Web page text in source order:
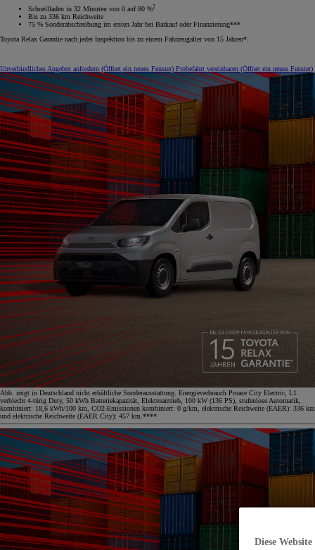
Schnellladen in 32 Minuten von 0 auf 80 %2
Bis zu 336 km Reichweite
75 % Sonderabschreibung im ersten Jahr bei Barkauf oder Finanzierung***
Toyota Relax Garantie nach jeder Inspektion bis zu einem Fahrzeugalter von 15 Jahren*.
Unverbindliches Angebot anfordern (Öffnet ein neues Fenster) Probefahrt vereinbaren (Öffnet ein neues Fenster)
Abb. zeigt in Deutschland nicht erhältliche Sonderausstattung. Energieverbrauch Proace City Electric, L1
verblecht 4-türig Duty, 50 kWh Batteriekapazität, Elektroantrieb, 100 kW (136 PS), stufenlose Automatik,
kombiniert: 18,6 kWh/100 km, CO2-Emissionen kombiniert: 0 g/km, elektrische Reichweite (EAER): 336 km
und elektrische Reichweite (EAER City): 457 km.****
Diese